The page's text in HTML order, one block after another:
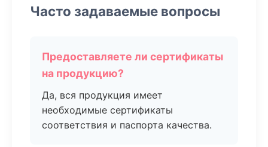
Часто задаваемые вопросы
Предоставляете ли сертификаты
на продукцию?
Да, вся продукция имеет
необходимые сертификаты
соответствия и паспорта качества.